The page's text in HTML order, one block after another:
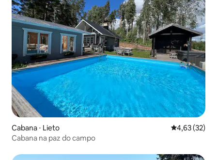
Cabana ⋅ Lieto 4,63 de uma
4,63 (32)
Cabana na paz do campo